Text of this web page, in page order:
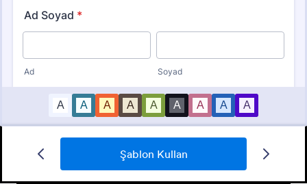
Şablon Kullan
Bilgilendirilmiş Gönüllü Onam Formu